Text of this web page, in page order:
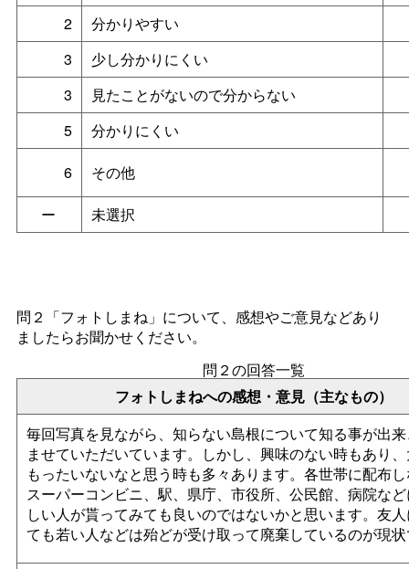
2
分かりやすい
3
少し分かりにくい
3
見たことがないので分からない
5
分かりにくい
6
その他
ー
未選択
問２「フォトしまね」について、感想やご意見などあり
ましたらお聞かせください。
問２の回答一覧
フォトしまねへの感想・意見（主なもの）
毎回写真を見ながら、知らない島根について知る事が出
ませていただいています。しかし、興味のない時もあり
もったいないなと思う時も多々あります。各世帯に配布
スーパーコンビニ、駅、県庁、市役所、公民館、病院な
しい人が貰ってみても良いのではないかと思います。友
ても若い人などは殆どが受け取って廃棄しているのが現